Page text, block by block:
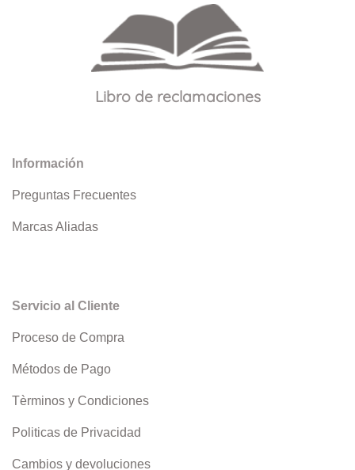
Libro de reclamaciones
Información
Preguntas Frecuentes
Marcas Aliadas
Servicio al Cliente
Proceso de Compra
Métodos de Pago
Tèrminos y Condiciones
Politicas de Privacidad
Cambios y devoluciones